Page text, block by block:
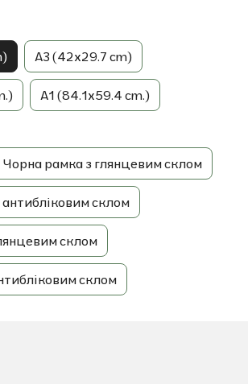
A3 (42x29.7 cm)
A1 (84.1x59.4 cm.)
Чорна рамка з глянцевим склом
склом
склом
склом